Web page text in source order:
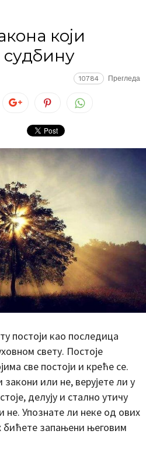
који
10784 Прегледа
постоји као последица
свету. Постоје
све постоји и креће се.
или не, верујете ли у
делују и стално утичу
не. Упознате ли неке од ових
бићете запањени његовим